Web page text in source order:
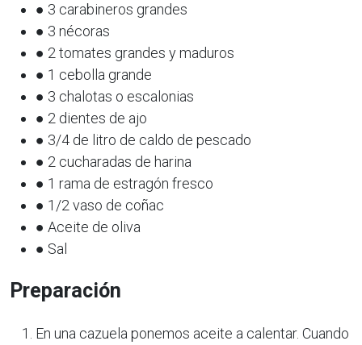
● 3 carabineros grandes
● 3 nécoras
● 2 tomates grandes y maduros
● 1 cebolla grande
● 3 chalotas o escalonias
● 2 dientes de ajo
● 3/4 de litro de caldo de pescado
● 2 cucharadas de harina
● 1 rama de estragón fresco
● 1/2 vaso de coñac
● Aceite de oliva
● Sal
Preparación
En una cazuela ponemos aceite a calentar. Cuando